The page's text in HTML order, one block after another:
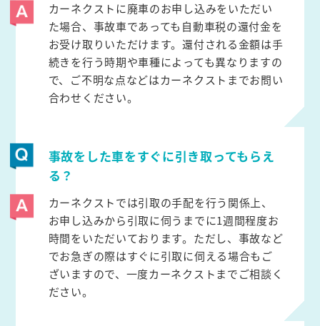
カーネクストに廃車のお申し込みをいただい
た場合、事故車であっても自動車税の還付金を
お受け取りいただけます。還付される金額は手
続きを行う時期や車種によっても異なりますの
で、ご不明な点などはカーネクストまでお問い
合わせください。
事故をした車をすぐに引き取ってもらえ
る？
カーネクストでは引取の手配を行う関係上、
お申し込みから引取に伺うまでに1週間程度お
時間をいただいております。ただし、事故など
でお急ぎの際はすぐに引取に伺える場合もご
ざいますので、一度カーネクストまでご相談く
ださい。